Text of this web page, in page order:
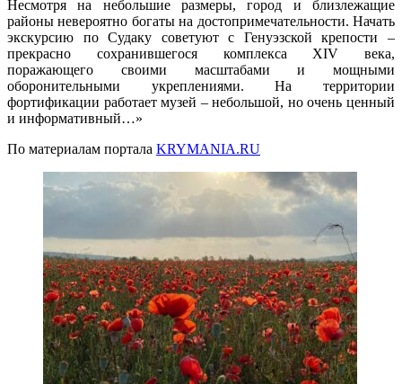
Несмотря на небольшие размеры, город и близлежащие
районы невероятно богаты на достопримечательности. Начать
экскурсию по Судаку советуют с Генуэзской крепости –
прекрасно сохранившегося комплекса XIV века,
поражающего своими масштабами и мощными
оборонительными укреплениями. На территории
фортификации работает музей – небольшой, но очень ценный
и информативный…»
По материалам портала KRYMANIA.RU